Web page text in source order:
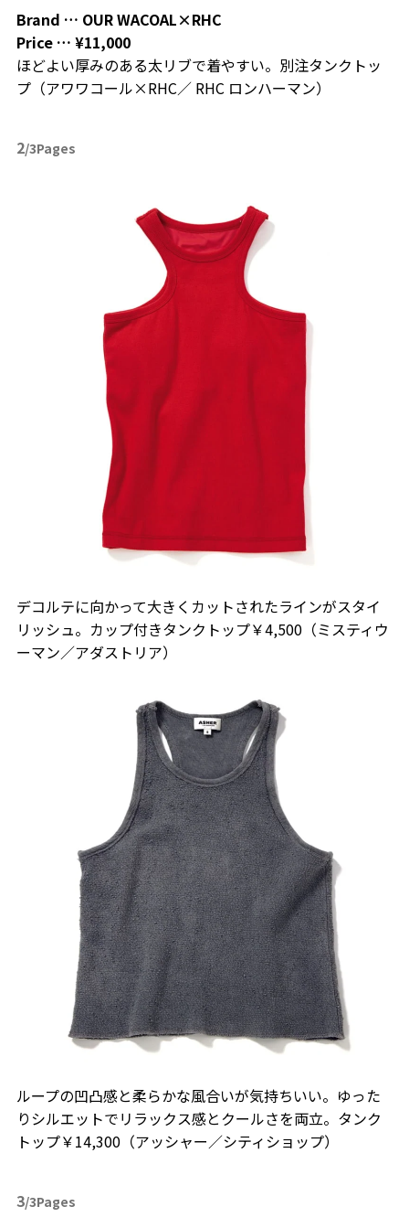
Brand … OUR WACOAL×RHC
Price … ¥11,000
ほどよい厚みのある太リブで着やすい。別注タンクトッ
プ（アワワコール×RHC／ RHC ロンハーマン）
2/3Pages
デコルテに向かって大きくカットされたラインがスタイ
リッシュ。カップ付きタンクトップ￥4,500（ミスティウ
ーマン／アダストリア）
ループの凹凸感と柔らかな風合いが気持ちいい。ゆった
りシルエットでリラックス感とクールさを両立。タンク
トップ￥14,300（アッシャー／シティショップ）
3/3Pages